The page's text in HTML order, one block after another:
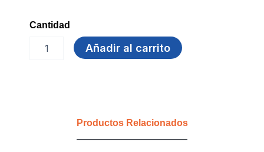
Cantidad
BISTURI
Añadir al carrito
Productos Relacionados